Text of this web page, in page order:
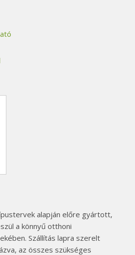
alapján előre gyártott,
a könnyű otthoni
Szállítás lapra szerelt
az összes szükséges